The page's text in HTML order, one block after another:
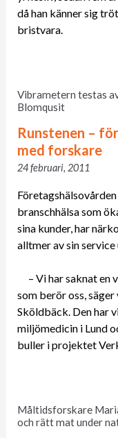
då han känner sig
bristvara.
Vibrametern testas
Blomqusit
Runstenen –
med forskare
24 februari, 2011
branschhälsa som
sina kunder, har
alltmer av sin
– Vi har saknat
som berör oss,
Sköldbäck. Den har
miljömedicin i Lund
buller i projektet
Måltidsforskare
och rätt mat under